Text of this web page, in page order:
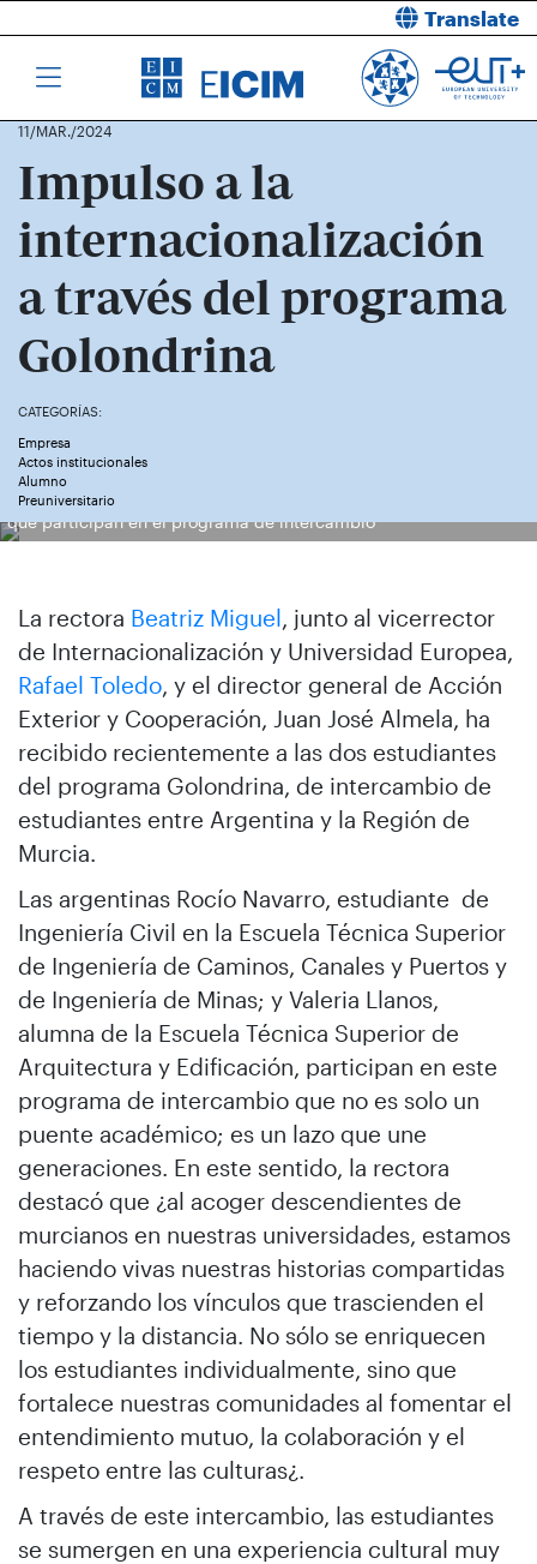
Translate
11/MAR./2024
Impulso a la
internacionalización
a través del programa
Golondrina
CATEGORÍAS:
Empresa
Actos institucionales
Alumno
Preuniversitario
Rocío Navarro y Valeria Llanos son las dos estudiantes argentinas
que participan en el programa de intercambio
La rectora Beatriz Miguel, junto al vicerrector
de Internacionalización y Universidad Europea,
Rafael Toledo, y el director general de Acción
Exterior y Cooperación, Juan José Almela, ha
recibido recientemente a las dos estudiantes
del programa Golondrina, de intercambio de
estudiantes entre Argentina y la Región de
Murcia.
Las argentinas Rocío Navarro, estudiante de
Ingeniería Civil en la Escuela Técnica Superior
de Ingeniería de Caminos, Canales y Puertos y
de Ingeniería de Minas; y Valeria Llanos,
alumna de la Escuela Técnica Superior de
Arquitectura y Edificación, participan en este
programa de intercambio que no es solo un
puente académico; es un lazo que une
generaciones. En este sentido, la rectora
destacó que ¿al acoger descendientes de
murcianos en nuestras universidades, estamos
haciendo vivas nuestras historias compartidas
y reforzando los vínculos que trascienden el
tiempo y la distancia. No sólo se enriquecen
los estudiantes individualmente, sino que
fortalece nuestras comunidades al fomentar el
entendimiento mutuo, la colaboración y el
respeto entre las culturas¿.
A través de este intercambio, las estudiantes
se sumergen en una experiencia cultural muy